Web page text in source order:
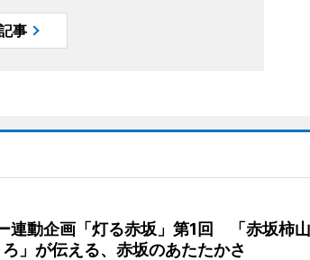
事
連動企画「灯る赤坂」第1回 「赤坂柿山
」が伝える、赤坂のあたたかさ